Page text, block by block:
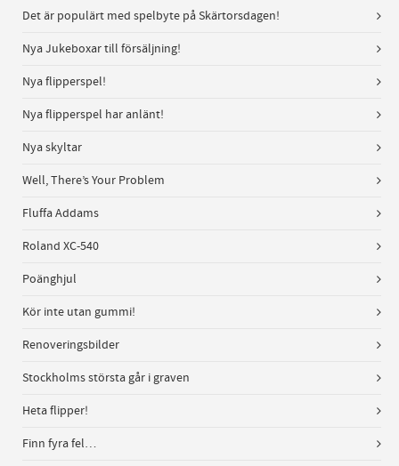
Det är populärt med spelbyte på Skärtorsdagen!
Nya Jukeboxar till försäljning!
Nya flipperspel!
Nya flipperspel har anlänt!
Nya skyltar
Well, There’s Your Problem
Fluffa Addams
Roland XC-540
Poänghjul
Kör inte utan gummi!
Renoveringsbilder
Stockholms största går i graven
Heta flipper!
Finn fyra fel…